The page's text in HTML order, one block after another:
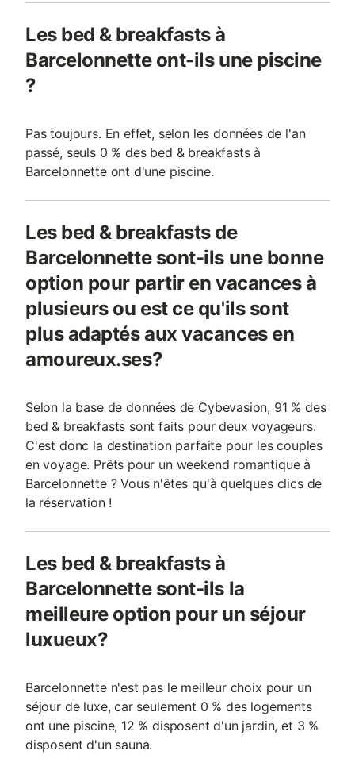
Les bed & breakfasts à
Barcelonnette ont-ils une piscine
?
Pas toujours. En effet, selon les données de l'an
passé, seuls 0 % des bed & breakfasts à
Barcelonnette ont d'une piscine.
Les bed & breakfasts de
Barcelonnette sont-ils une bonne
option pour partir en vacances à
plusieurs ou est ce qu'ils sont
plus adaptés aux vacances en
amoureux.ses?
Selon la base de données de Cybevasion, 91 % des
bed & breakfasts sont faits pour deux voyageurs.
C'est donc la destination parfaite pour les couples
en voyage. Prêts pour un weekend romantique à
Barcelonnette ? Vous n'êtes qu'à quelques clics de
la réservation !
Les bed & breakfasts à
Barcelonnette sont-ils la
meilleure option pour un séjour
luxueux?
Barcelonnette n'est pas le meilleur choix pour un
séjour de luxe, car seulement 0 % des logements
ont une piscine, 12 % disposent d'un jardin, et 3 %
disposent d'un sauna.